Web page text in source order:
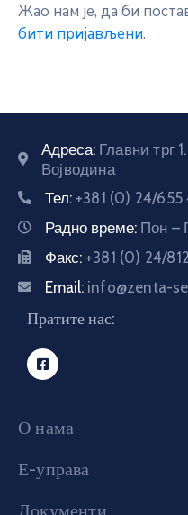
Жао нам је, да би
бити пријављени.
Адреса: Главни трг
Војводина
Тел: +381 (0) 24/655
Радно време: Пон –
Факс: +381 (0) 24/
Email: info@zenta-
Пратите нас:
О нама
Е-управа
Документи